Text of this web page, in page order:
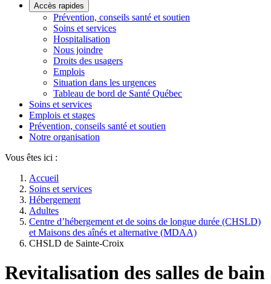
Accès rapides
Prévention, conseils santé et soutien
Soins et services
Hospitalisation
Nous joindre
Droits des usagers
Emplois
Situation dans les urgences
Tableau de bord de Santé Québec
Soins et services
Emplois et stages
Prévention, conseils santé et soutien
Notre organisation
Vous êtes ici :
Accueil
Soins et services
Hébergement
Adultes
Centre d’hébergement et de soins de longue durée (CHSLD)
et Maisons des aînés et alternative (MDAA)
CHSLD de Sainte-Croix
Revitalisation des salles de bain